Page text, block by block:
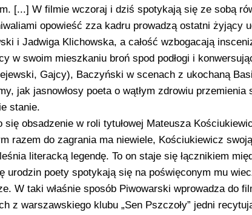
[...] W filmie wczoraj i dziś spotykają się ze sobą
opowieść zza kadru prowadzą ostatni żyjący
i Jadwiga Klichowska, a całość wzbogacają
w swoim mieszkaniu broń spod podłogi i
Gajcy), Baczyński w scenach z ukochaną
jak jasnowłosy poeta o wątłym zdrowiu przemienia
stanie.
się obsadzenie w roli tytułowej Mateusza
razem do zagrania ma niewiele, Kościukiewicz
literacką legendę. To on staje się łącznikiem
urodzin poety spotykają się na poświęconym mu
W taki właśnie sposób Piwowarski wprowadza do
z warszawskiego klubu „Sen Pszczoły” jedni